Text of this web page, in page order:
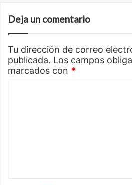
Deja un comentario
Tu dirección de correo
publicada. Los campos
marcados con *
a